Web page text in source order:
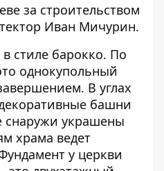
за строительством
Иван Мичурин.
стиле барокко. По
однокупольный
В углах
башни
снаружи украшены
храма ведет
у церкви